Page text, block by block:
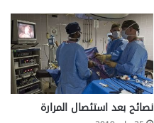
نصائح بعد استئصال المرارة